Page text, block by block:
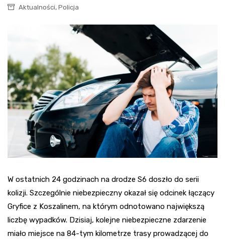
Aktualności, Policja
W ostatnich 24 godzinach na drodze S6 doszło do serii
kolizji. Szczególnie niebezpieczny okazał się odcinek łączący
Gryfice z Koszalinem, na którym odnotowano największą
liczbę wypadków. Dzisiaj, kolejne niebezpieczne zdarzenie
miało miejsce na 84-tym kilometrze trasy prowadzącej do